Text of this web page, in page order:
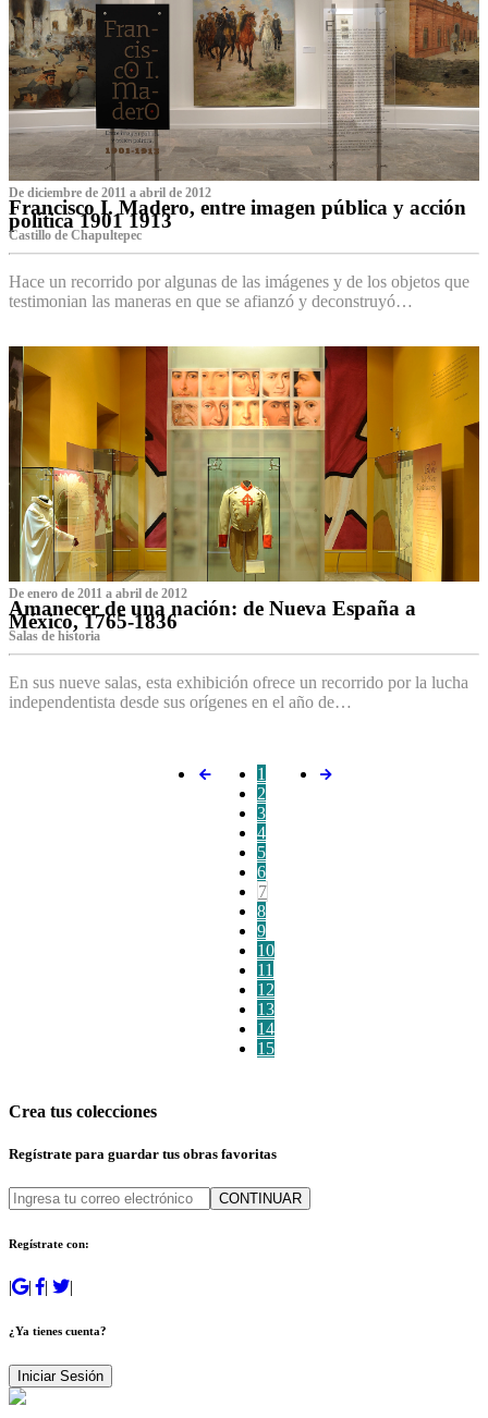
De diciembre de 2011 a abril de 2012
Francisco I. Madero, entre imagen pública y acción
política 1901 1913
Castillo de Chapultepec
Hace un recorrido por algunas de las imágenes y de los objetos que
testimonian las maneras en que se afianzó y deconstruyó…
De enero de 2011 a abril de 2012
Amanecer de una nación: de Nueva España a
México, 1765-1836
Salas de historia
En sus nueve salas, esta exhibición ofrece un recorrido por la lucha
independentista desde sus orígenes en el año de…
1
2
3
4
5
6
7
8
9
10
11
12
13
14
15
Crea tus colecciones
Regístrate para guardar tus obras favoritas
CONTINUAR
Regístrate con:
| | | |
¿Ya tienes cuenta?
Iniciar Sesión